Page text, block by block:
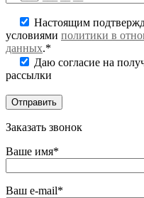
Настоящим
условиями политики в
данных.*
Даю согласие на
рассылки
Заказать звонок
Ваше имя*
Ваш e-mail*